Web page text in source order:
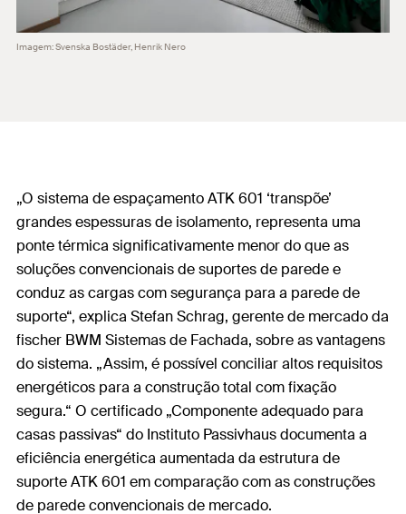
Imagem: Svenska Bostäder, Henrik Nero
„O sistema de espaçamento ATK 601 ‘transpõe’
grandes espessuras de isolamento, representa uma
ponte térmica significativamente menor do que as
soluções convencionais de suportes de parede e
conduz as cargas com segurança para a parede de
suporte“, explica Stefan Schrag, gerente de mercado da
fischer BWM Sistemas de Fachada, sobre as vantagens
do sistema. „Assim, é possível conciliar altos requisitos
energéticos para a construção total com fixação
segura.“ O certificado „Componente adequado para
casas passivas“ do Instituto Passivhaus documenta a
eficiência energética aumentada da estrutura de
suporte ATK 601 em comparação com as construções
de parede convencionais de mercado.